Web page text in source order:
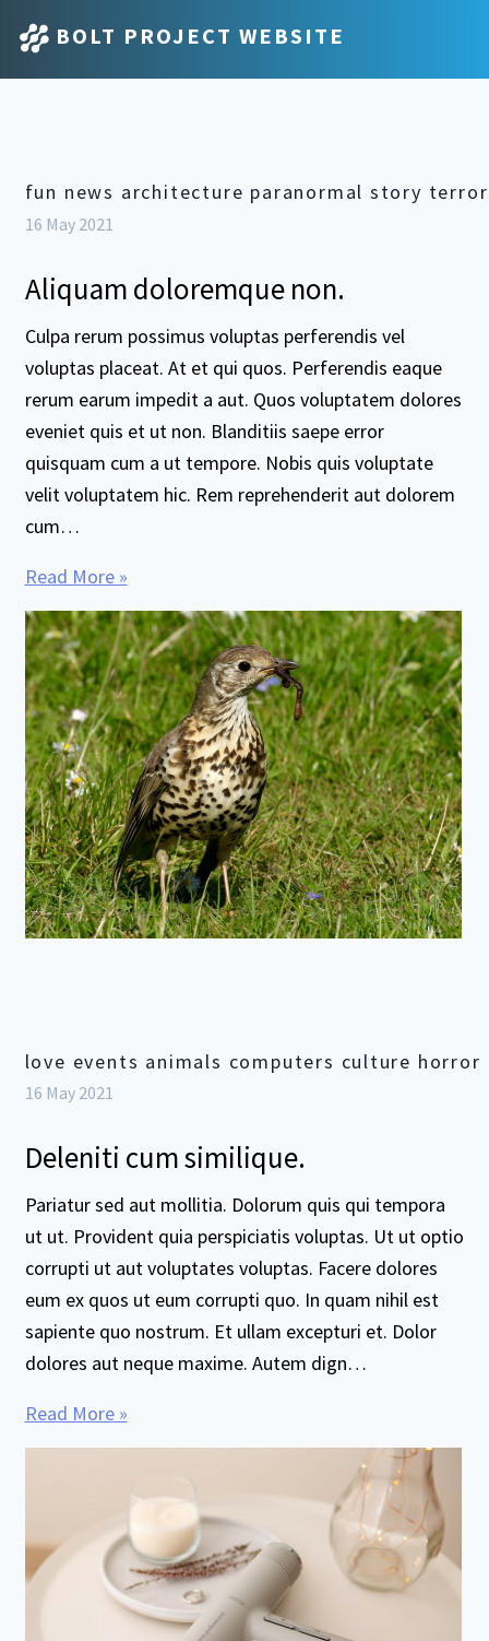
BOLT PROJECT WEBSITE
fun news architecture paranormal story
16 May 2021
Aliquam doloremque non.
Culpa rerum possimus voluptas perferendis vel
voluptas placeat. At et qui quos. Perferendis eaque
rerum earum impedit a aut. Quos voluptatem dolores
eveniet quis et ut non. Blanditiis saepe error
quisquam cum a ut tempore. Nobis quis voluptate
velit voluptatem hic. Rem reprehenderit aut dolorem
cum…
Read More »
love events animals computers culture horror
16 May 2021
Deleniti cum similique.
Pariatur sed aut mollitia. Dolorum quis qui tempora
ut ut. Provident quia perspiciatis voluptas. Ut ut optio
corrupti ut aut voluptates voluptas. Facere dolores
eum ex quos ut eum corrupti quo. In quam nihil est
sapiente quo nostrum. Et ullam excepturi et. Dolor
dolores aut neque maxime. Autem dign…
Read More »